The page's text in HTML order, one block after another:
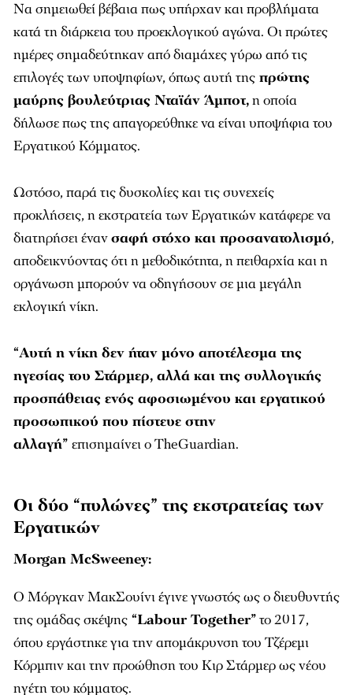
Να σημειωθεί βέβαια πως υπήρχαν και προβλήματα
κατά τη διάρκεια του προεκλογικού αγώνα. Οι πρώτες
ημέρες σημαδεύτηκαν από διαμάχες γύρω από τις
επιλογές των υποψηφίων, όπως αυτή της πρώτης
μαύρης βουλεύτριας Νταϊάν Άμποτ,η οποία
δήλωσε πως της απαγορεύθηκε να είναι υποψήφια του
Εργατικού Κόμματος.
Ωστόσο, παρά τις δυσκολίες και τις συνεχείς
προκλήσεις, η εκστρατεία των Εργατικών κατάφερε να
διατηρήσει ένανσαφή στόχο και προσανατολισμό,
αποδεικνύοντας ότι η μεθοδικότητα, η πειθαρχία και η
οργάνωση μπορούν να οδηγήσουν σε μια μεγάλη
εκλογική νίκη.
“Αυτή η νίκη δεν ήταν μόνο αποτέλεσμα της
ηγεσίας του Στάρμερ, αλλά και της συλλογικής
προσπάθειας ενός αφοσιωμένου και εργατικού
προσωπικού που πίστευε στην
αλλαγή” επισημαίνει ο TheGuardian.
Οι δύο “πυλώνες” της εκστρατείας των
Εργατικών
Morgan McSweeney:
Ο Μόργκαν ΜακΣουίνι έγινε γνωστός ως ο διευθυντής
της ομάδας σκέψης “Labour Together”το 2017,
όπου εργάστηκε για την απομάκρυνση του Τζέρεμι
Κόρμπιν και την προώθηση του Κιρ Στάρμερ ως νέου
ηγέτη του κόμματος.